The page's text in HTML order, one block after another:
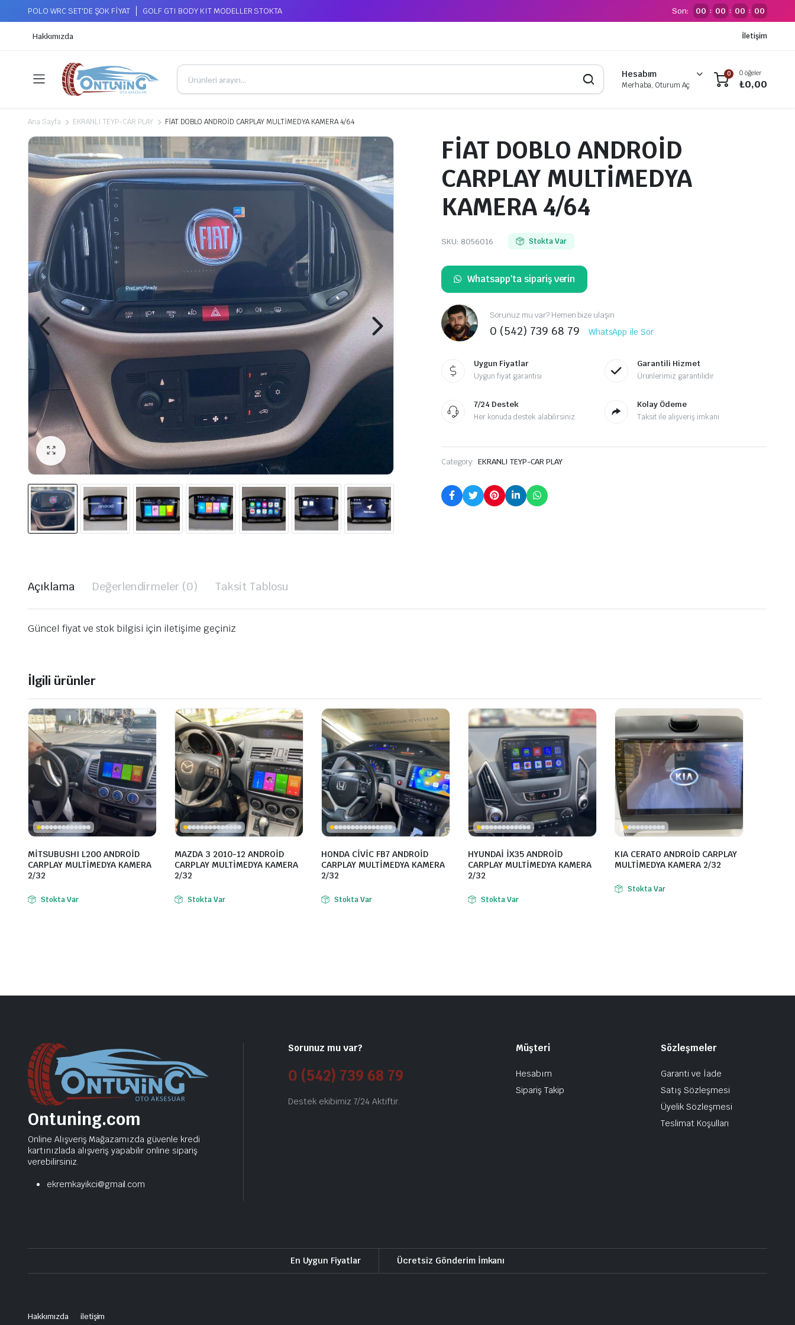
POLO WRC SET'DE ŞOK FİYAT GOLF GTI BODY KIT MODELLER STOKTA Son: 00 : 00 : 00 : 00
Hakkımızda İletişim
Hesabım
Merhaba, Oturum Aç
0 0 öğeler
₺0,00
Ana Sayfa EKRANLI TEYP-CAR PLAY FİAT DOBLO ANDROİD CARPLAY MULTİMEDYA KAMERA 4/64
FİAT DOBLO ANDROİD
CARPLAY MULTİMEDYA
KAMERA 4/64
SKU: 8056016 Stokta Var
Whatsapp'ta sipariş verin
Sorunuz mu var? Hemen bize ulaşın
0 (542) 739 68 79 WhatsApp ile Sor
Uygun Fiyatlar
Uygun fiyat garantisi
Garantili Hizmet
Ürünlerimiz garantilidir
7/24 Destek
Her konuda destek alabilirsiniz
Kolay Ödeme
Taksit ile alışveriş imkanı
Category: EKRANLI TEYP-CAR PLAY
Açıklama Değerlendirmeler (0) Taksit Tablosu
Güncel fiyat ve stok bilgisi için iletişime geçiniz
İlgili ürünler
MİTSUBUSHI L200 ANDROİD
CARPLAY MULTİMEDYA KAMERA
2/32
Stokta Var
MAZDA 3 2010-12 ANDROİD
CARPLAY MULTİMEDYA KAMERA
2/32
Stokta Var
HONDA CİVİC FB7 ANDROİD
CARPLAY MULTİMEDYA KAMERA
2/32
Stokta Var
HYUNDAİ İX35 ANDROİD
CARPLAY MULTİMEDYA KAMERA
2/32
Stokta Var
KIA CERATO ANDROİD CARPLAY
MULTİMEDYA KAMERA 2/32
Stokta Var
Ontuning.com
Online Alışveriş Mağazamızda güvenle kredi
kartınızlada alışveriş yapabilir online sipariş
verebilirsiniz.
ekremkayikci@gmail.com
Sorunuz mu var?
0 (542) 739 68 79
Destek ekibimiz 7/24 Aktiftir.
Müşteri
Hesabım
Sipariş Takip
Sözleşmeler
Garanti ve İade
Satış Sözleşmesi
Üyelik Sözleşmesi
Teslimat Koşulları
En Uygun Fiyatlar Ücretsiz Gönderim İmkanı
Hakkımızda iletişim